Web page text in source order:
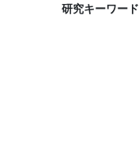
研究キーワード